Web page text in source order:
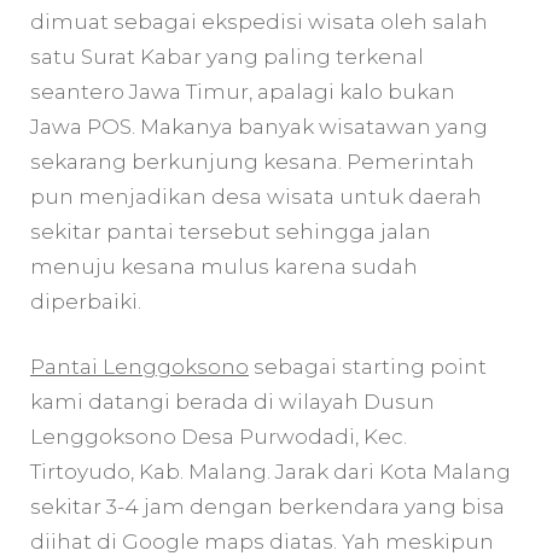
dimuat sebagai ekspedisi wisata oleh salah
satu Surat Kabar yang paling terkenal
seantero Jawa Timur, apalagi kalo bukan
Jawa POS. Makanya banyak wisatawan yang
sekarang berkunjung kesana. Pemerintah
pun menjadikan desa wisata untuk daerah
sekitar pantai tersebut sehingga jalan
menuju kesana mulus karena sudah
diperbaiki.
Pantai Lenggoksono sebagai starting point
kami datangi berada di wilayah Dusun
Lenggoksono Desa Purwodadi, Kec.
Tirtoyudo, Kab. Malang. Jarak dari Kota Malang
sekitar 3-4 jam dengan berkendara yang bisa
diihat di Google maps diatas. Yah meskipun